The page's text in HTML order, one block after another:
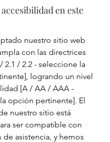
en este
nuestro sitio web
con las directrices
2.1 / 2.2 - seleccione la
logrando un nivel
[A / AA / AAA -
opción pertinente]. El
nuestro sitio está
ser compatible con
asistencia, y hemos